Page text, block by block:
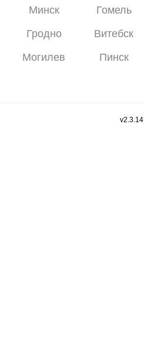
Минск Гомель
Гродно
Витебск
Могилев
Пинск
v2.3.14